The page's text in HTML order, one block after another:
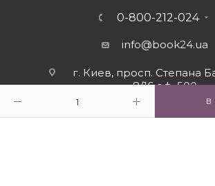
В
0-800-212-024
info@book24.ua
г. Киев, просп. Степана
8/16 оф. 500